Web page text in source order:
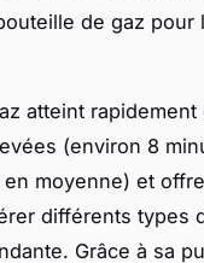
de gaz pour
atteint rapidement
(environ 8
en moyenne) et
différents types
Grâce à sa